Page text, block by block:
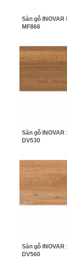
Sàn gỗ INOVAR
MF866
Sàn gỗ INOVAR
DV530
Sàn gỗ INOVAR
DV560